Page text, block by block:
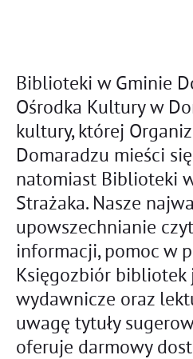
Biblioteki w Gminie
Ośrodka Kultury w
kultury, której
Domaradzu mieści
natomiast Biblioteki
Strażaka. Nasze
upowszechnianie
informacji, pomoc w
Księgozbiór bibliotek
wydawnicze oraz
uwagę tytuły
oferuje darmowy